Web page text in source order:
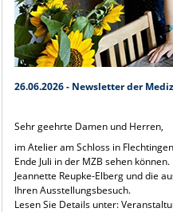
26.06.2026 - Newsletter der
Sehr geehrte Damen und Herren,
im Atelier am Schloss in
Ende Juli in der MZB sehen können.
Jeannette Reupke-Elberg und die
Ihren Ausstellungsbesuch.
Lesen Sie Details unter: